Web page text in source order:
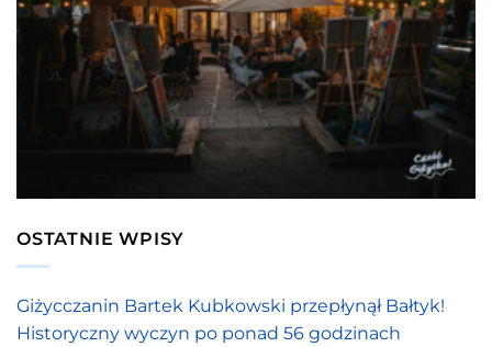
OSTATNIE WPISY
Giżycczanin Bartek Kubkowski przepłynął Bałtyk!
Historyczny wyczyn po ponad 56 godzinach